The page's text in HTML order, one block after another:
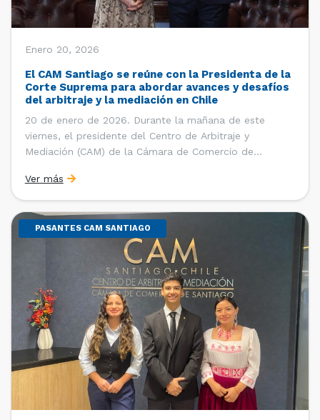
Enero 20, 2026
El CAM Santiago se reúne con la Presidenta de la
Corte Suprema para abordar avances y desafíos
del arbitraje y la mediación en Chile
20 de enero de 2026. Durante la mañana de este
viernes, el presidente del Centro de Arbitraje y
Mediación (CAM) de la Cámara de Comercio de
del CAM Santiago, Ximena Vial; y el gerente general de
la CCS, Carlos Soublette, sostuvieron un encuentro […]
Ver más
PASANTES CAM SANTIAGO